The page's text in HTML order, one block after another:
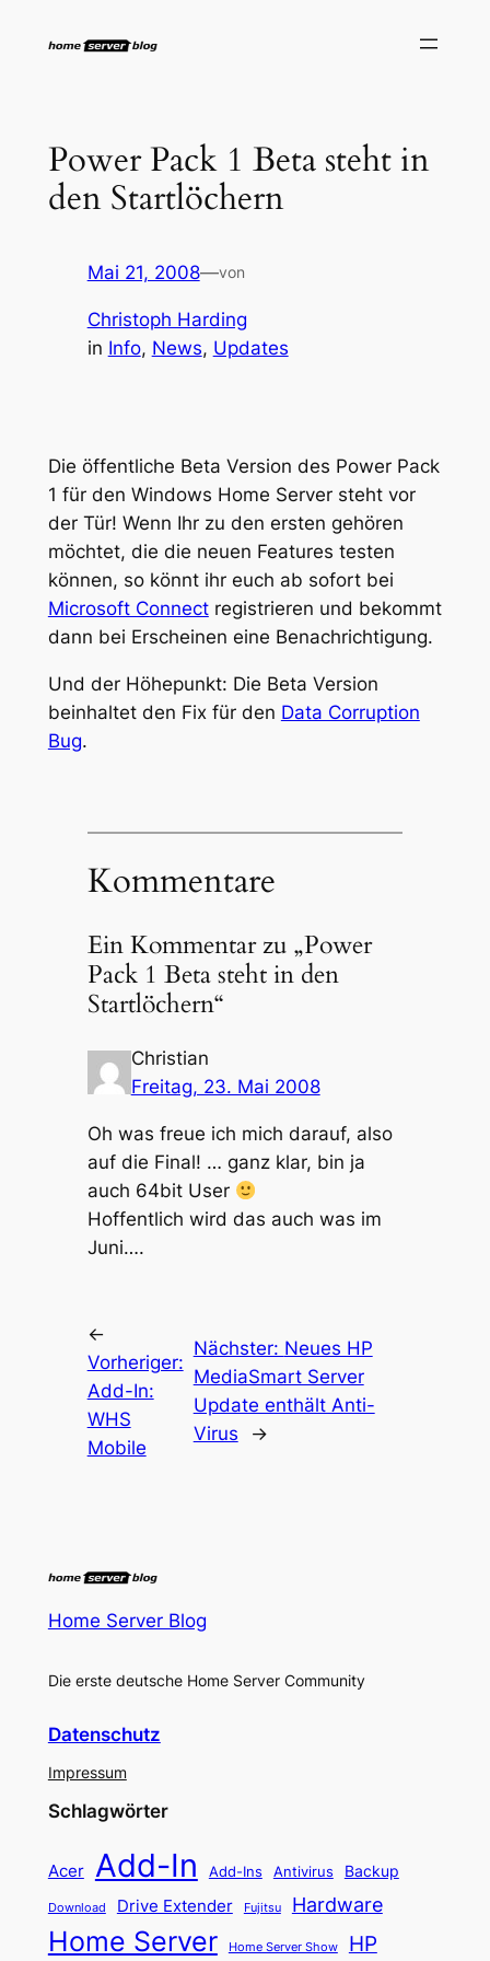
Inhalt
Power Pack 1 Beta steht in
den Startlöchern
Mai 21, 2008—von
Christoph Harding
in Info, News, Updates
Die öffentliche Beta Version des Power Pack
1 für den Windows Home Server steht vor
der Tür! Wenn Ihr zu den ersten gehören
möchtet, die die neuen Features testen
können, so könnt ihr euch ab sofort bei
Microsoft Connectregistrieren und bekommt
dann bei Erscheinen eine Benachrichtigung.
Und der Höhepunkt: Die Beta Version
beinhaltet den Fix für den Data Corruption
Bug.
Kommentare
Ein Kommentar zu „Power
Pack 1 Beta steht in den
Startlöchern“
Christian
Freitag, 23. Mai 2008
Oh was freue ich mich darauf, also
auf die Final! … ganz klar, bin ja
auch 64bit User
Hoffentlich wird das auch was im
Juni….
←
Vorheriger:
Add-In:
WHS
Mobile
Nächster: Neues HP
MediaSmart Server
Update enthält Anti-
Virus
→
Home Server Blog
Die erste deutsche Home Server Community
Datenschutz
Impressum
Schlagwörter
Acer Add-In Add-Ins Antivirus Backup
Download Drive Extender Fujitsu Hardware
Home Server Home Server Show HP